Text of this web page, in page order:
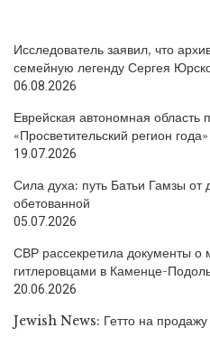
Исследователь заявил, что
семейную легенду Сергея
06.08.2026
Еврейская автономная область
«Просветительский регион года»
19.07.2026
Сила духа: путь Батьи Гамзы от
обетованной
05.07.2026
СВР рассекретила документы о
гитлеровцами в Каменце-
20.06.2026
Jewish News: Гетто на продажу